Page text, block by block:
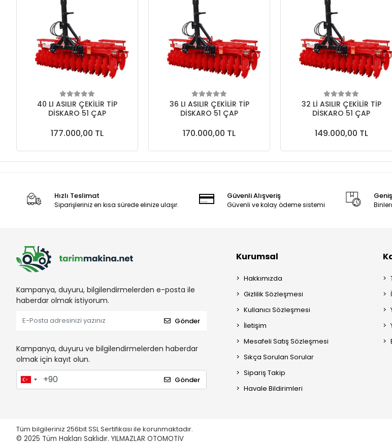
40 LI ASILIR ÇEKİLİR TİP
DİSKARO 51 ÇAP
177.000,00 TL
36 LI ASILIR ÇEKİLİR TİP
DİSKARO 51 ÇAP
170.000,00 TL
32 Lİ ASILIR ÇEKİLİR TİP
DİSKARO 51 ÇAP
149.000,00 TL
Hızlı Teslimat
Siparişleriniz en kısa sürede elinize ulaşır.
Güvenli Alışveriş
Güvenli ve kolay ödeme sistemi
Kampanya, duyuru, bilgilendirmelerden e-posta ile
haberdar olmak istiyorum.
Gönder
Kampanya, duyuru ve bilgilendirmelerden haberdar
olmak için kayıt olun.
Gönder
Kurumsal
Hakkımızda
Gizlilik Sözleşmesi
Kullanıcı Sözleşmesi
İletişim
Mesafeli Satış Sözleşmesi
Sıkça Sorulan Sorular
Sipariş Takip
Havale Bildirimleri
Tüm bilgileriniz 256bit SSL Sertifikası ile korunmaktadır.
© 2025 Tüm Hakları Saklıdır. YILMAZLAR OTOMOTİV